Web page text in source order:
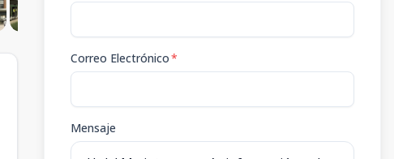
Correo Electrónico*
Mensaje